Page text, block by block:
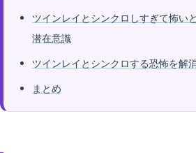
ツインレイとシンクロしすぎて怖い
潜在意識
ツインレイとシンクロする恐怖を解
まとめ